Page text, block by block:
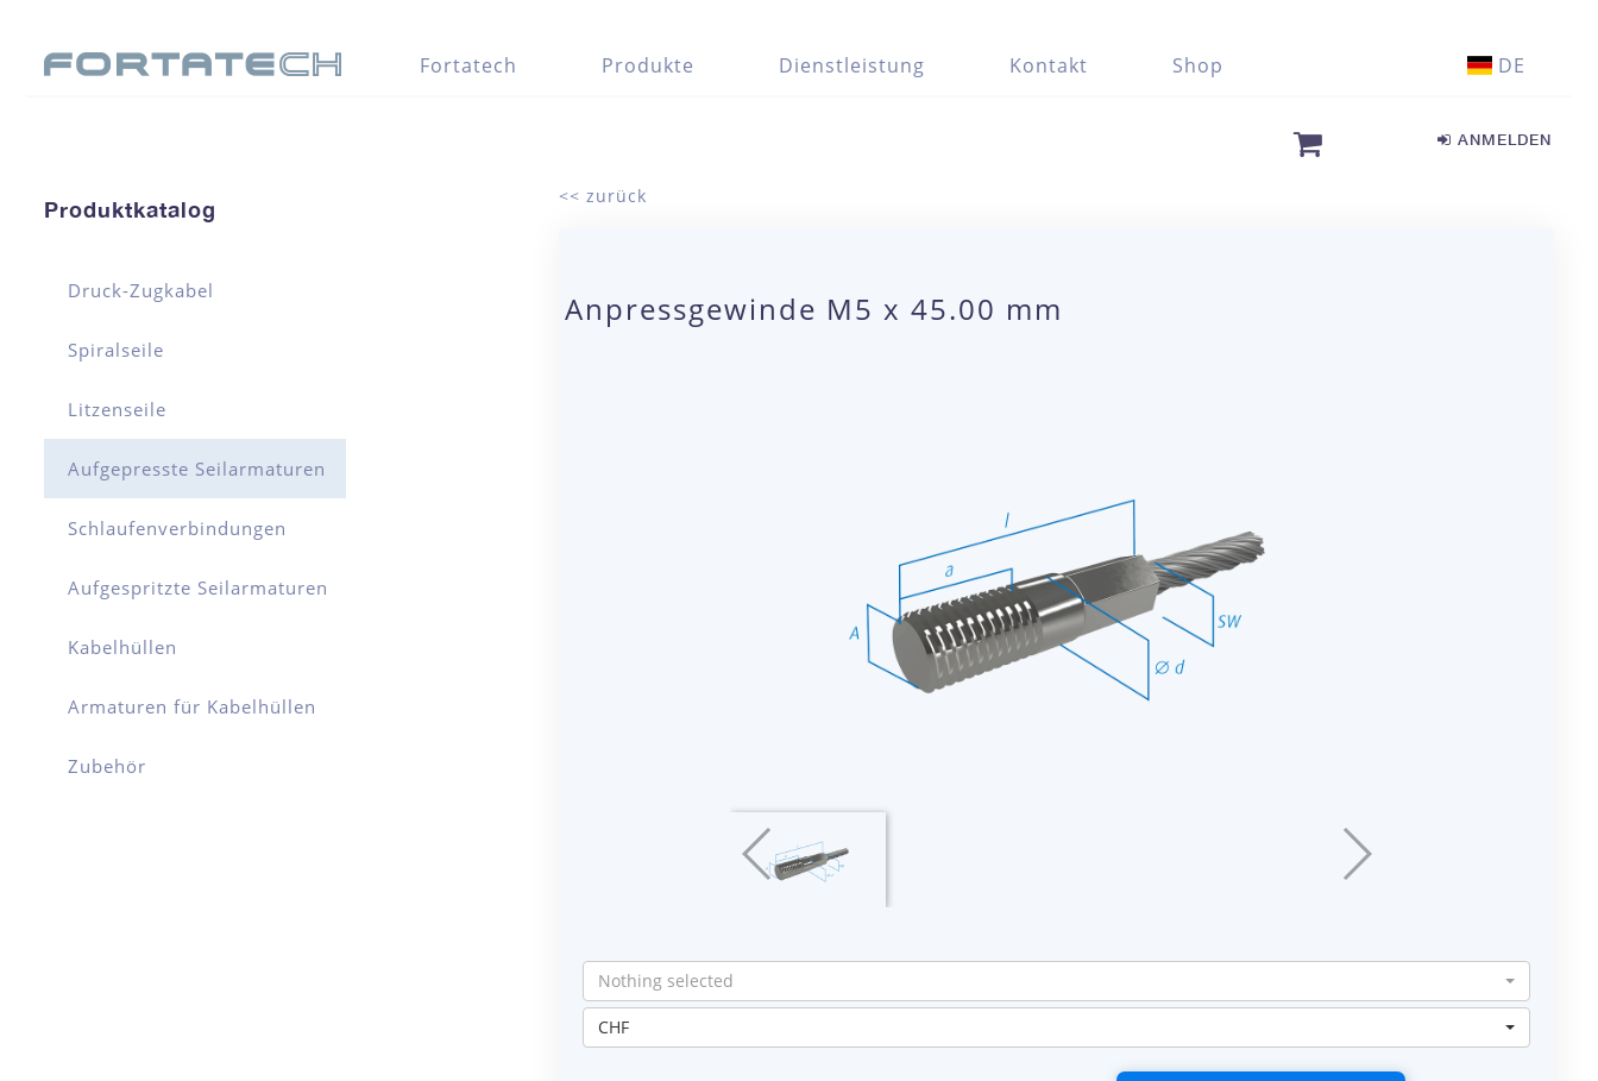
Fortatech Produkte Dienstleistung Kontakt Shop DE
ANMELDEN
Produktkatalog
Druck-Zugkabel
Spiralseile
Litzenseile
Aufgepresste Seilarmaturen
Schlaufenverbindungen
Aufgespritzte Seilarmaturen
Kabelhüllen
Armaturen für Kabelhüllen
Zubehör
<< zurück
Anpressgewinde M5 x 45.00 mm
Nothing selected
CHF